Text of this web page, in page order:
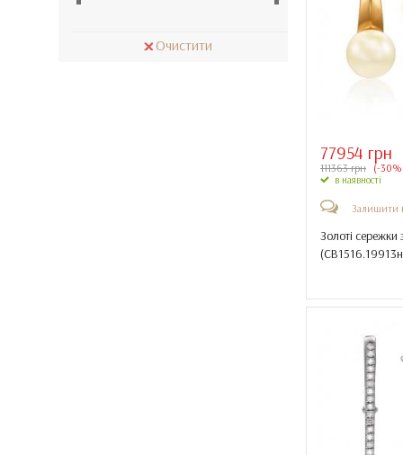
Куб. ЦирконійОчистити
77954 грн
111363 грн (-
в наявності
Залишити
Золоті сережки
(